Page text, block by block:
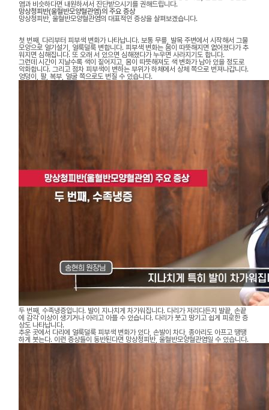
염과 비슷하다면 내원하셔서 진단받으시기를 권해드립니다.
망상청피반(울혈반모양혈관염)의 주요 증상
망상청피반, 울혈반모양혈관염의 대표적인 증상을 살펴보겠습니다.
첫 번째, 다리부터 피부색 변화가 나타납니다. 보통 무릎, 발목 주변에서 시작해서 그물
모양으로 얼기설기, 얼룩덜룩 변합니다. 피부색 변화는 몸이 따뜻해지면 없어졌다가 추
워지면 심해집니다. 또 오래 서 있으면 심해졌다가 누우면 사라지기도 합니다.
그런데 시간이 지날수록 색이 짙어지고, 몸이 따뜻해져도 색 변화가 남아 있을 정도로
악화합니다. 그리고 점차 피부색이 변하는 부위가 하체에서 상체 쪽으로 번져나갑니다.
엉덩이, 팔, 복부, 얼굴 쪽으로도 번질 수 있습니다.
두 번째, 수족냉증입니다. 발이 지나치게 차가워집니다. 다리가 저리다든지 발끝, 손끝
에 감각 이상이 생기거나 아리고 아플 수 있습니다. 다리가 붓고 땅기고 쉽게 피로한 증
상도 나타납니다.
추운 곳에서 다리에 얼룩덜룩 피부색 변화가 있다, 손발이 차다, 종아리도 아프고 땡땡
하게 붓는다. 이런 증상들이 동반된다면 망상청피반, 울혈반모양혈관염일 수 있습니다.